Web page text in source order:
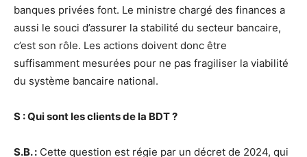
banques privées font. Le ministre chargé des finances a
aussi le souci d’assurer la stabilité du secteur bancaire,
c’est son rôle. Les actions doivent donc être
suffisamment mesurées pour ne pas fragiliser la viabilité
du système bancaire national.
S : Qui sont les clients de la BDT ?
S.B. : Cette question est régie par un décret de 2024, qui